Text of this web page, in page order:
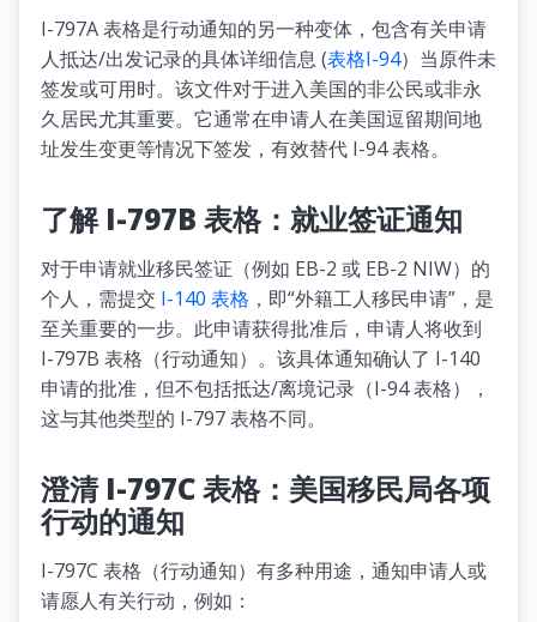
I-797A 表格是行动通知的另一种变体，包含有关申请
人抵达/出发记录的具体详细信息 (表格I-94）当原件未
签发或可用时。该文件对于进入美国的非公民或非永
久居民尤其重要。它通常在申请人在美国逗留期间地
址发生变更等情况下签发，有效替代 I-94 表格。
了解 I-797B 表格：就业签证通知
对于申请就业移民签证（例如 EB-2 或 EB-2 NIW）的
个人，需提交 I-140 表格 ，即“外籍工人移民申请”，是
至关重要的一步。此申请获得批准后，申请人将收到
I-797B 表格（行动通知）。该具体通知确认了 I-140
申请的批准，但不包括抵达/离境记录（I-94 表格），
这与其他类型的 I-797 表格不同。
澄清 I-797C 表格：美国移民局各项
行动的通知
I-797C 表格（行动通知）有多种用途，通知申请人或
请愿人有关行动，例如：